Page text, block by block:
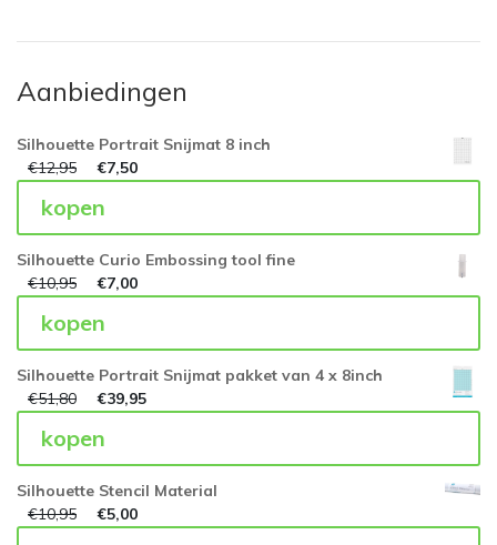
Aanbiedingen
Silhouette Portrait Snijmat 8 inch
€12,95 €7,50
kopen
Silhouette Curio Embossing tool fine
€10,95 €7,00
kopen
Silhouette Portrait Snijmat pakket van 4 x 8inch
€51,80 €39,95
kopen
Silhouette Stencil Material
€10,95 €5,00